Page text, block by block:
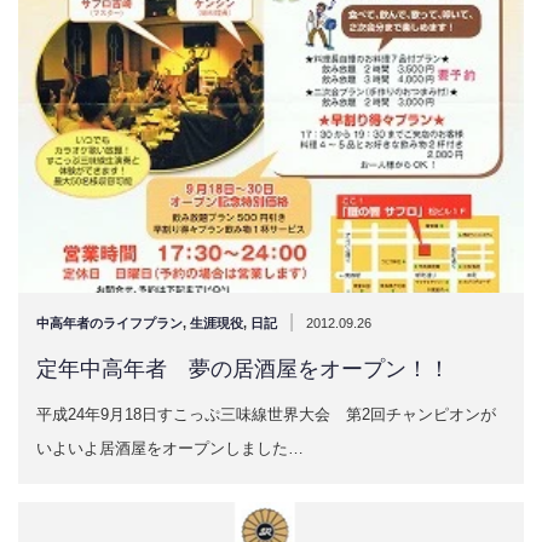
中高年者のライフプラン, 生涯現役, 日記 2012.09.26
定年中高年者 夢の居酒屋をオープン！！
平成24年9月18日すこっぷ三味線世界大会 第2回チャンピオンが
いよいよ居酒屋をオープンしました…